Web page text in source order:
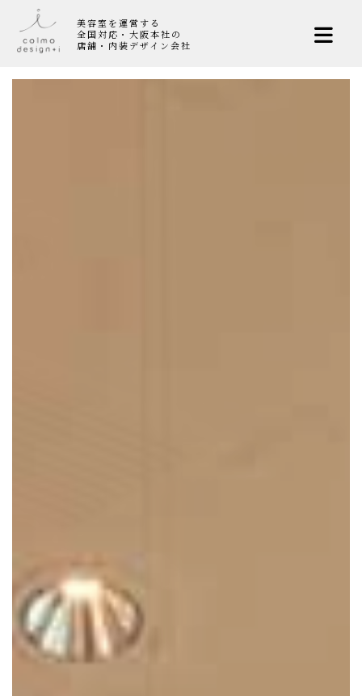
美容室を運営する
全国対応・大阪本社の
店舗・内装デザイン会社